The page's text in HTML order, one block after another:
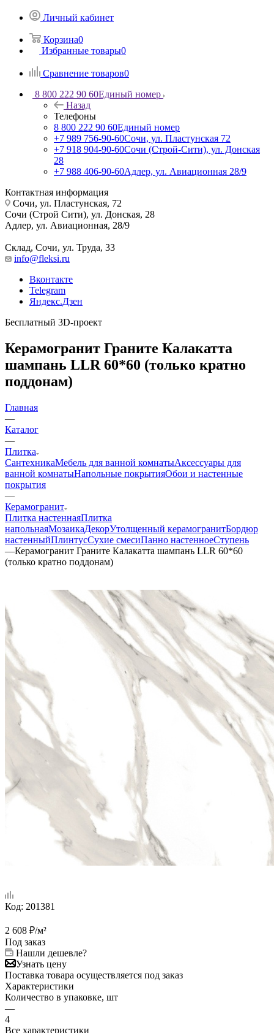
Личный кабинет
Корзина0
Избранные товары0
Сравнение товаров0
8 800 222 90 60Единый номер
Назад
Телефоны
8 800 222 90 60Единый номер
+7 989 756-90-60Сочи, ул. Пластунская 72
+7 918 904-90-60Сочи (Строй-Сити), ул. Донская
28
+7 988 406-90-60Адлер, ул. Авиационная 28/9
Контактная информация
Сочи, ул. Пластунская, 72
Сочи (Строй Сити), ул. Донская, 28
Адлер, ул. Авиационная, 28/9
Склад, Сочи, ул. Труда, 33
info@fleksi.ru
Вконтакте
Telegram
Яндекс.Дзен
Бесплатный 3D-проект
Керамогранит Граните Калакатта
шампань LLR 60*60 (только кратно
поддонам)
Главная
—
Каталог
—
Плитка
СантехникаМебель для ванной комнатыАксессуары для
ванной комнатыНапольные покрытияОбои и настенные
покрытия
—
Керамогранит
Плитка настеннаяПлитка
напольнаяМозаикаДекорУтолщенный керамогранитБордюр
настенныйПлинтусСухие смесиПанно настенноеСтупень
—Керамогранит Граните Калакатта шампань LLR 60*60
(только кратно поддонам)
Код: 201381
2 608 ₽/м²
Под заказ
Нашли дешевле?
Узнать цену
Поставка товара осуществляется под заказ
Характеристики
Количество в упаковке, шт
—
4
Все характеристики